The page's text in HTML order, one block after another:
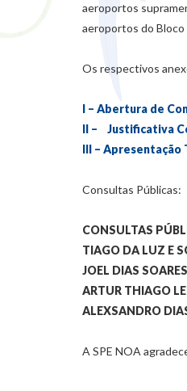
aeroportos
aeroportos do
Os respectivos
I – Abertura de
II –
Justificativa
III – Apresentação
Consultas Públicas:
CONSULTAS
TIAGO DA LUZ E
JOEL DIAS
ARTUR THIAGO
ALEXSANDRO
A SPE NOA